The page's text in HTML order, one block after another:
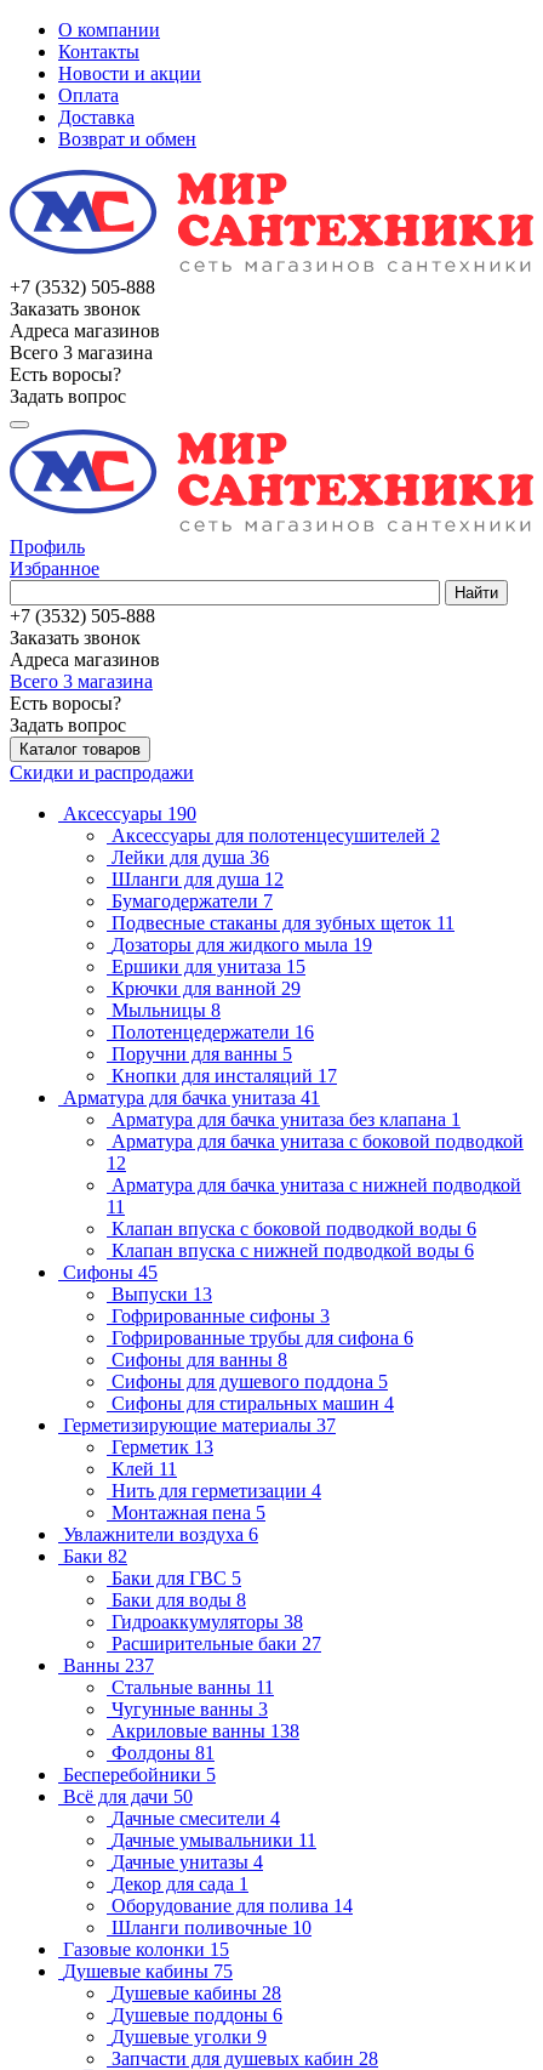
О компании
Контакты
Новости и акции
Оплата
Доставка
Возврат и обмен
+7 (3532) 505-888
Заказать звонок
Адреса магазинов
Всего 3 магазина
Есть воросы?
Задать вопрос
Профиль
Избранное
Найти
+7 (3532) 505-888
Заказать звонок
Адреса магазинов
Всего 3 магазина
Есть воросы?
Задать вопрос
Каталог товаров
Скидки и распродажи
Аксессуары 190
Аксессуары для полотенцесушителей 2
Лейки для душа 36
Шланги для душа 12
Бумагодержатели 7
Подвесные стаканы для зубных щеток 11
Дозаторы для жидкого мыла 19
Ершики для унитаза 15
Крючки для ванной 29
Мыльницы 8
Полотенцедержатели 16
Поручни для ванны 5
Кнопки для инсталяций 17
Арматура для бачка унитаза 41
Арматура для бачка унитаза без клапана 1
Арматура для бачка унитаза с боковой подводкой
12
Арматура для бачка унитаза с нижней подводкой
11
Клапан впуска с боковой подводкой воды 6
Клапан впуска с нижней подводкой воды 6
Сифоны 45
Выпуски 13
Гофрированные сифоны 3
Гофрированные трубы для сифона 6
Сифоны для ванны 8
Сифоны для душевого поддона 5
Сифоны для стиральных машин 4
Герметизирующие материалы 37
Герметик 13
Клей 11
Нить для герметизации 4
Монтажная пена 5
Увлажнители воздуха 6
Баки 82
Баки для ГВС 5
Баки для воды 8
Гидроаккумуляторы 38
Расширительные баки 27
Ванны 237
Стальные ванны 11
Чугунные ванны 3
Акриловые ванны 138
Фолдоны 81
Бесперебойники 5
Всё для дачи 50
Дачные смесители 4
Дачные умывальники 11
Дачные унитазы 4
Декор для сада 1
Оборудование для полива 14
Шланги поливочные 10
Газовые колонки 15
Душевые кабины 75
Душевые кабины 28
Душевые поддоны 6
Душевые уголки 9
Запчасти для душевых кабин 28